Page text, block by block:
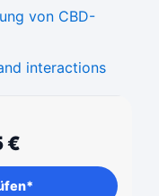
von CBD-
interactions
€